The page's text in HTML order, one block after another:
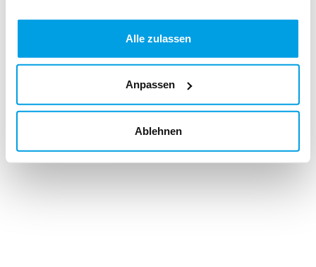
Alle zulassen
Anpassen
Ablehnen